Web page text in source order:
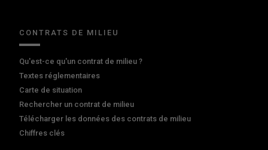
CONTRATS DE MILIEU
Qu'est-ce qu'un contrat de milieu ?
Textes réglementaires
Carte de situation
Rechercher un contrat de milieu
Télécharger les données des contrats de milieu
Chiffres clés